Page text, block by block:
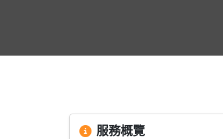
服務概覽